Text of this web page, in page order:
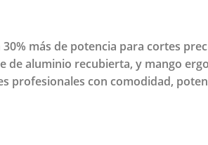
más de potencia para cortes
de aluminio recubierta, y mango
profesionales con comodidad,